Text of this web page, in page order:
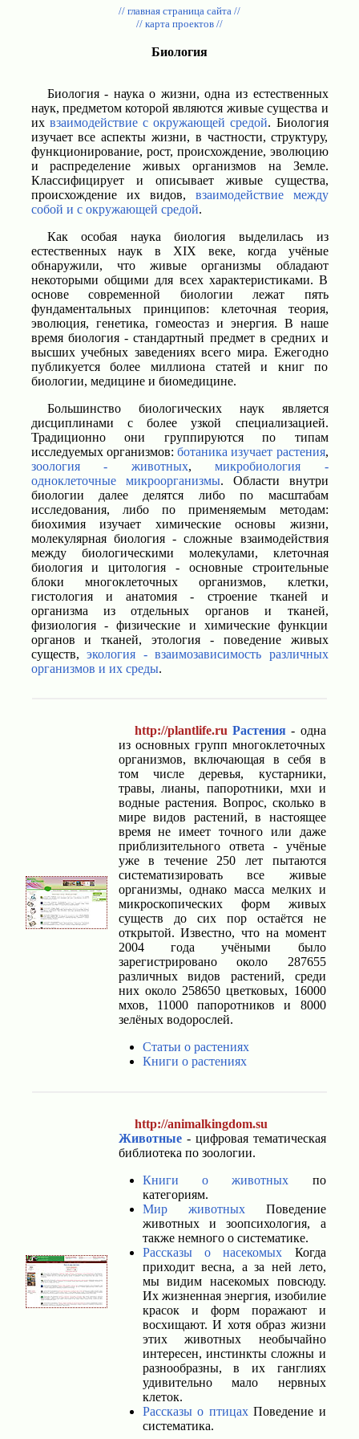
// главная страница сайта //
// карта проектов //
Биология
Биология - наука о жизни, одна из естественных
наук, предметом которой являются живые существа и
их взаимодействие с окружающей средой. Биология
изучает все аспекты жизни, в частности, структуру,
функционирование, рост, происхождение, эволюцию
и распределение живых организмов на Земле.
Классифицирует и описывает живые существа,
происхождение их видов, взаимодействие между
собой и с окружающей средой.
Как особая наука биология выделилась из
естественных наук в XIX веке, когда учёные
обнаружили, что живые организмы обладают
некоторыми общими для всех характеристиками. В
основе современной биологии лежат пять
фундаментальных принципов: клеточная теория,
эволюция, генетика, гомеостаз и энергия. В наше
время биология - стандартный предмет в средних и
высших учебных заведениях всего мира. Ежегодно
публикуется более миллиона статей и книг по
биологии, медицине и биомедицине.
Большинство биологических наук является
дисциплинами с более узкой специализацией.
Традиционно они группируются по типам
исследуемых организмов: ботаника изучает растения,
зоология - животных, микробиология -
одноклеточные микроорганизмы. Области внутри
биологии далее делятся либо по масштабам
исследования, либо по применяемым методам:
биохимия изучает химические основы жизни,
молекулярная биология - сложные взаимодействия
между биологическими молекулами, клеточная
биология и цитология - основные строительные
блоки многоклеточных организмов, клетки,
гистология и анатомия - строение тканей и
организма из отдельных органов и тканей,
физиология - физические и химические функции
органов и тканей, этология - поведение живых
существ, экология - взаимозависимость различных
организмов и их среды.
http://plantlife.ru Растения- одна
из основных групп многоклеточных
организмов, включающая в себя в
том числе деревья, кустарники,
травы, лианы, папоротники, мхи и
водные растения. Вопрос, сколько в
мире видов растений, в настоящее
время не имеет точного или даже
приблизительного ответа - учёные
уже в течение 250 лет пытаются
систематизировать все живые
организмы, однако масса мелких и
микроскопических форм живых
существ до сих пор остаётся не
открытой. Известно, что на момент
2004 года учёными было
зарегистрировано около 287655
различных видов растений, среди
них около 258650 цветковых, 16000
мхов, 11000 папоротников и 8000
зелёных водорослей.
Статьи о растениях
Книги о растениях
http://animalkingdom.su
Животные- цифровая тематическая
библиотека по зоологии.
Книги о животных по
категориям.
Мир животныхПоведение
животных и зоопсихология, а
также немного о систематике.
Рассказы о насекомых Когда
приходит весна, а за ней лето,
мы видим насекомых повсюду.
Их жизненная энергия, изобилие
красок и форм поражают и
восхищают. И хотя образ жизни
этих животных необычайно
интересен, инстинкты сложны и
разнообразны, в их ганглиях
удивительно мало нервных
клеток.
Рассказы о птицахПоведение и
систематика.